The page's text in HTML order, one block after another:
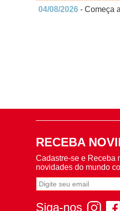
04/08/2026 - Começa
RECEBA
Cadastre-se e Receba
novidades do mundo
Siga-nos